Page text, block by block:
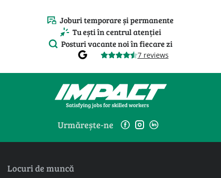
Joburi temporare și permanente
Tu ești în centrul atenției
Posturi vacante noi în fiecare zi
7 reviews
Urmărește-ne
Locuri de muncă